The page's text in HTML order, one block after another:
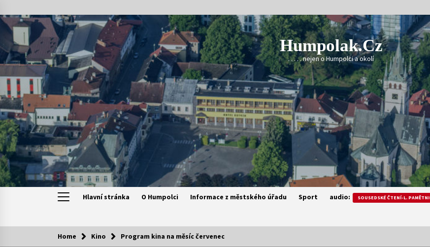
to
content
Humpolak.cz
. . . . . nejen o Humpolci a okolí
Hlavní stránka O Humpolci Informace z městského úřadu Sport audio: SOUSEDSKÉ ČTENÍ-L.
Kam za kulturou?
Home Kino Program kina na měsíc červenec